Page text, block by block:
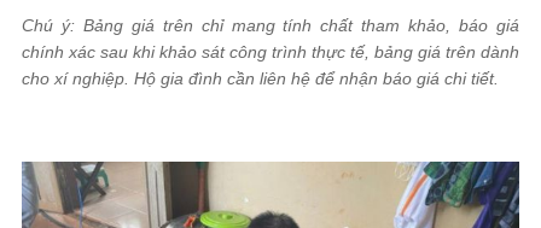
Chú ý: Bảng giá trên chỉ mang tính chất tham khảo, báo giá
chính xác sau khi khảo sát công trình thực tế, bảng giá trên dành
cho xí nghiệp. Hộ gia đình cần liên hệ để nhận báo giá chi tiết.